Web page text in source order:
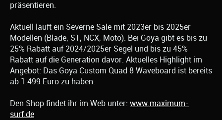
präsentieren.
Aktuell läuft ein Severne Sale mit 2023er bis 2025er
Modellen (Blade, S1, NCX, Moto). Bei Goya gibt es bis zu
25% Rabatt auf 2024/2025er Segel und bis zu 45%
Rabatt auf die Generation davor. Aktuelles Highlight im
Angebot: Das Goya Custom Quad 8 Waveboard ist bereits
ab 1.499 Euro zu haben.
Den Shop findet ihr im Web unter: www.maximum-
surf.de